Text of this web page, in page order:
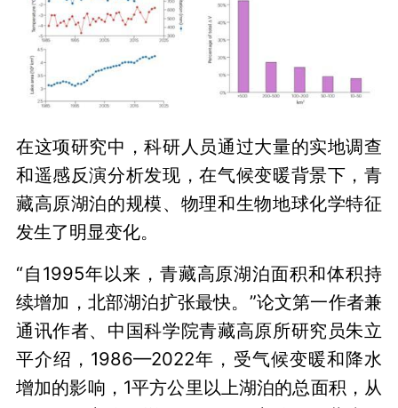
在这项研究中，科研人员通过大量的实地调查
和遥感反演分析发现，在气候变暖背景下，青
藏高原湖泊的规模、物理和生物地球化学特征
发生了明显变化。
“自1995年以来，青藏高原湖泊面积和体积持
续增加，北部湖泊扩张最快。”论文第一作者兼
通讯作者、中国科学院青藏高原所研究员朱立
平介绍，1986—2022年，受气候变暖和降水
增加的影响，1平方公里以上湖泊的总面积，从